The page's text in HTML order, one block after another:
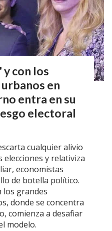
con los
en
entra en su
electoral
cualquier alivio
elecciones y relativiza
economistas
de botella político.
los grandes
donde se concentra
comienza a desafiar
modelo.